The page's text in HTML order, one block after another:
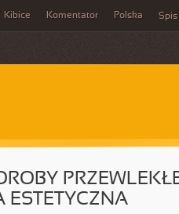
Kibice Komentator Polska Spis
ESTETYCZNA